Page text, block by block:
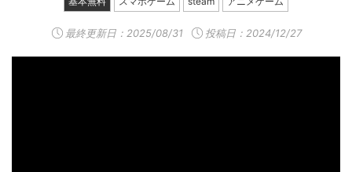
最終更新日： 2025/08/31 投稿日：2024/12/27